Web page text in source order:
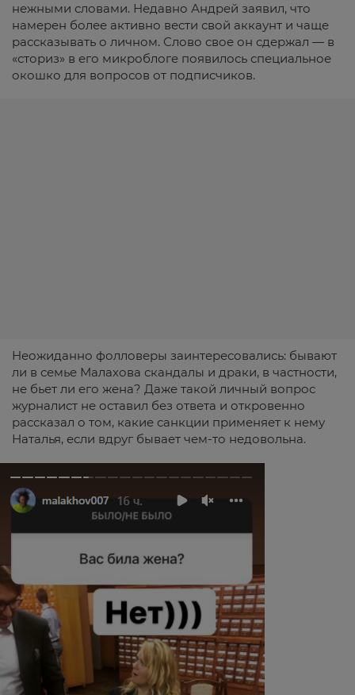
нежными словами. Недавно Андрей заявил, что
намерен более активно вести свой аккаунт и чаще
рассказывать о личном. Слово свое он сдержал — в
«сториз» в его микроблоге появилось специальное
окошко для вопросов от подписчиков.
Неожиданно фолловеры заинтересовались: бывают
ли в семье Малахова скандалы и драки, в частности,
не бьет ли его жена? Даже такой личный вопрос
журналист не оставил без ответа и откровенно
рассказал о том, какие санкции применяет к нему
Наталья, если вдруг бывает чем-то недовольна.